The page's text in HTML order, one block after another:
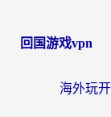
回国游戏vpn